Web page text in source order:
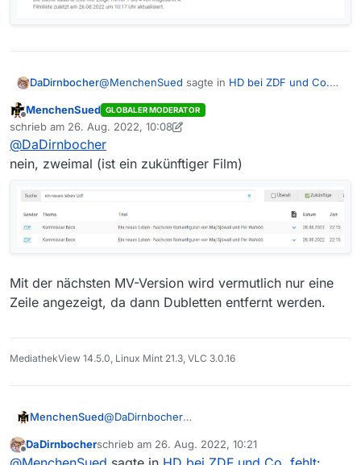
DaDirnbocher@MenchenSued sagte in HD bei ZDF und Co.
den Film gibt es jetzt halt zweimal mit
Von wann ist Deine Filmliste? Sowohl in der 8:xx
als auch in der 10:xx Liste habe/hatte ich den
Offline
MenchenSued GLOBALER MODERATOR
schrieb am 26. Aug. 2022, 10:08
zuletzt editiert von MenchenSued
@DaDirnbocher
nein, zweimal (ist ein zukünftiger Film)
Mit der nächsten MV-Version wird vermutlich nur eine
Zeile angezeigt, da dann Dubletten entfernt werden.
MediathekView 14.5.0, Linux Mint 21.3, VLC 3.0.16
MenchenSued@DaDirnbocher
Mit der nächsten MV-Version wird vermutlich
Offline
DaDirnbocherschrieb am 26. Aug. 2022, 10:21
zuletzt editiert von